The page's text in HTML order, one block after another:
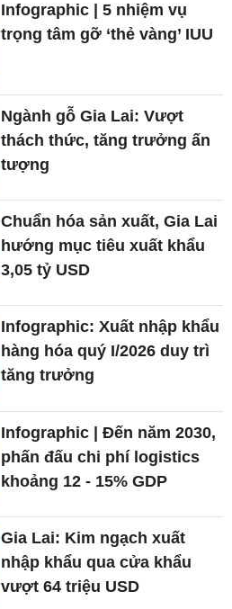
Infographic | 5 nhiệm vụ
trọng tâm gỡ ‘thẻ vàng’ IUU
Ngành gỗ Gia Lai: Vượt
thách thức, tăng trưởng ấn
tượng
Chuẩn hóa sản xuất, Gia Lai
hướng mục tiêu xuất khẩu
3,05 tỷ USD
Infographic: Xuất nhập khẩu
hàng hóa quý I/2026 duy trì
tăng trưởng
Infographic | Đến năm 2030,
phấn đấu chi phí logistics
khoảng 12 - 15% GDP
Gia Lai: Kim ngạch xuất
nhập khẩu qua cửa khẩu
vượt 64 triệu USD